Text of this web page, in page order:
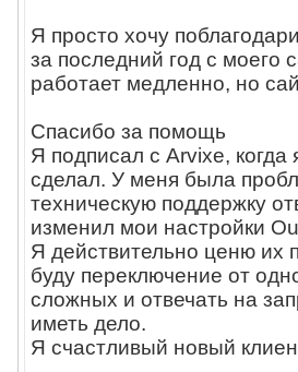
Я просто хочу
за последний год с
работает медленно, но
Спасибо за помощь
Я подписал с Arvixe,
сделал. У меня была
техническую поддержку
изменил мои настройки
Я действительно ценю их
буду переключение от
сложных и отвечать на
иметь дело.
Я счастливый новый